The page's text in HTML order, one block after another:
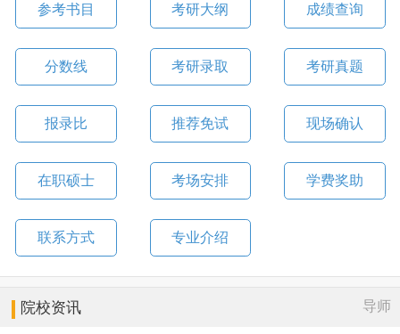
参考书目 考研大纲 成绩查询
分数线 考研录取 考研真题
报录比 推荐免试 现场确认
在职硕士 考场安排 学费奖助
联系方式 专业介绍
院校资讯 导师